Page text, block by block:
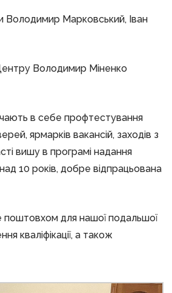
Володимир Марковський, Іван
Володимир Міненко
в себе профтестування
ярмарків вакансій, заходів з
вишу в програмі надання
10 років, добре відпрацьована
поштовхом для нашої подальшої
кваліфікації, а також